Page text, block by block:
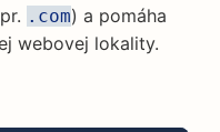
.com) a pomáha
webovej lokality.